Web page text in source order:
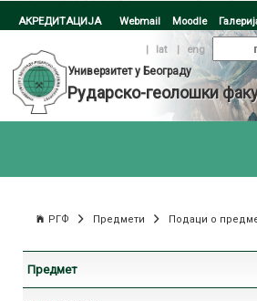
АКРЕДИТАЦИЈА Webmail Moodle
| lat |
eng
Универзитет у Београду
Рударско-геолошки
РГФ Предмети Подаци о
Предмет